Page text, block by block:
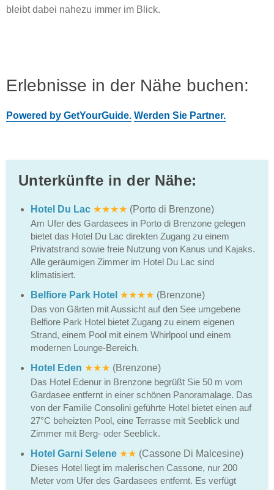
bleibt dabei nahezu immer im Blick.
Erlebnisse in der Nähe buchen:
Powered by GetYourGuide. Werden Sie Partner.
Unterkünfte in der Nähe:
Hotel Du Lac ★★★★ (Porto di Brenzone)
Am Ufer des Gardasees in Porto di Brenzone gelegen
bietet das Hotel Du Lac direkten Zugang zu einem
Privatstrand sowie freie Nutzung von Kanus und Kajaks.
Alle geräumigen Zimmer im Hotel Du Lac sind
klimatisiert.
Belfiore Park Hotel ★★★★ (Brenzone)
Das von Gärten mit Aussicht auf den See umgebene
Belfiore Park Hotel bietet Zugang zu einem eigenen
Strand, einem Pool mit einem Whirlpool und einem
modernen Lounge-Bereich.
Hotel Eden ★★★ (Brenzone)
Das Hotel Edenur in Brenzone begrüßt Sie 50 m vom
Gardasee entfernt in einer schönen Panoramalage. Das
von der Familie Consolini geführte Hotel bietet einen auf
27°C beheizten Pool, eine Terrasse mit Seeblick und
Zimmer mit Berg- oder Seeblick.
Hotel Garni Selene ★★ (Cassone Di Malcesine)
Dieses Hotel liegt im malerischen Cassone, nur 200
Meter vom Ufer des Gardasees entfernt. Es verfügt